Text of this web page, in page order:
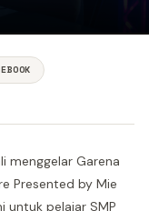
menggelar Garena
Presented by Mie
untuk pelajar SMP